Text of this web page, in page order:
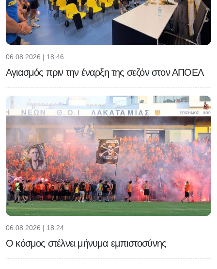
06.08.2026 | 18:46
Αγιασμός πριν την έναρξη της σεζόν στον ΑΠΟΕΛ
06.08.2026 | 18:24
Ο κόσμος στέλνει μήνυμα εμπιστοσύνης